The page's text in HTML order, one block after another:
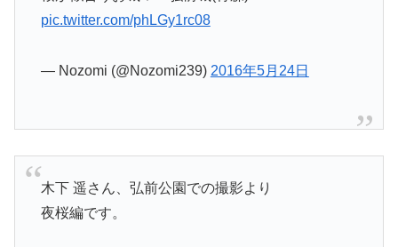
pic.twitter.com/phLGy1rc08
— Nozomi (@Nozomi239) 2016年5月24日
木下 遥さん、弘前公園での撮影より
夜桜編です。